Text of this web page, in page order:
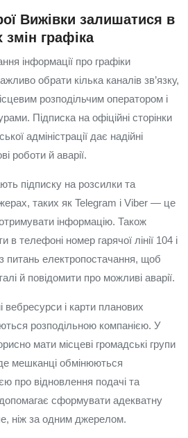
Вижівки залишатися в
змін графіка
інформації про графіки
обрати кілька каналів зв’язку,
розподільчим оператором і
Підписка на офіційні сторінки
адміністрації дає надійні
роботи й аварії.
підписку на розсилки та
таких як Telegram і Viber — це
інформацію. Також
в телефоні номер гарячої лінії 104 і
питань електропостачання, щоб
й повідомити про можливі аварії.
вебресурси і карти планових
розподільною компанією. У
мати місцеві громадські групи
мешканці обмінюються
про відновлення подачі та
сформувати адекватну
ніж за одним джерелом.